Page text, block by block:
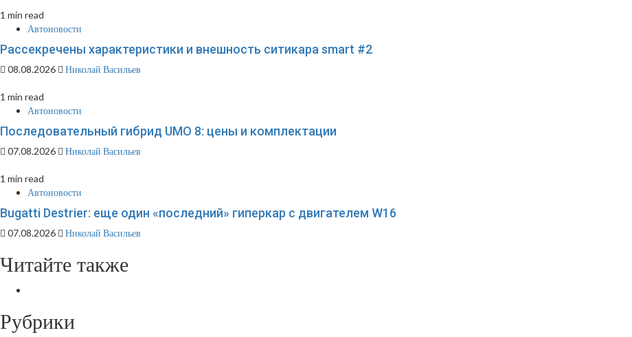
1 min read
Автоновости
Рассекречены характеристики и внешность ситикара smart #2
08.08.2026 Николай Васильев
1 min read
Автоновости
Последовательный гибрид UMO 8: цены и комплектации
07.08.2026 Николай Васильев
1 min read
Автоновости
Bugatti Destrier: еще один «последний» гиперкар с двигателем W16
07.08.2026 Николай Васильев
Читайте также
Рубрики